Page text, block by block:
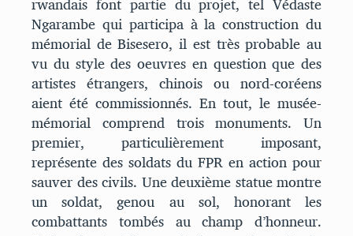
Ngarambe qui participa à la construction du
mémorial de Bisesero, il est très probable au
vu du style des oeuvres en question que des
artistes étrangers, chinois ou nord-coréens
aient été commissionnés. En tout, le musée-
mémorial comprend trois monuments. Un
premier, particulièrement imposant,
représente des soldats du FPR en action pour
sauver des civils. Une deuxième statue montre
un soldat, genou au sol, honorant les
combattants tombés au champ d’honneur.